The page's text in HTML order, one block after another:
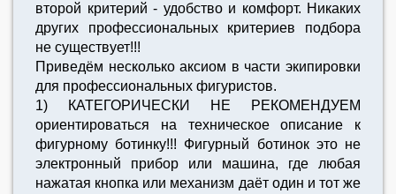
второй критерий - удобство и комфорт. Никаких
других профессиональных критериев подбора
не существует!!!
Приведём несколько аксиом в части экипировки
для профессиональных фигуристов.
1) КАТЕГОРИЧЕСКИ НЕ РЕКОМЕНДУЕМ
ориентироваться на техническое описание к
фигурному ботинку!!! Фигурный ботинок это не
электронный прибор или машина, где любая
нажатая кнопка или механизм даёт один и тот же